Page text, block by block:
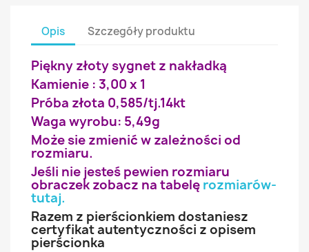
Opis Szczegóły produktu
Piękny złoty sygnet z nakładką
Kamienie : 3,00 x 1
Próba złota 0,585/tj.14kt
Waga wyrobu: 5,49g
Może sie zmienić w zależności od
rozmiaru.
Jeśli nie jesteś pewien rozmiaru
obraczek zobacz na tabelę rozmiarów-
tutaj.
Razem z pierścionkiem dostaniesz
certyfikat autentyczności z opisem
pierścionka